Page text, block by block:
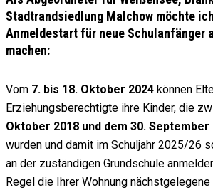
Stadtrandsiedlung Malchow möchte
Anmeldestart für neue Schulanfänger
machen:
Vom 7. bis 18. Oktober 2024 können
Erziehungsberechtigte ihre Kinder, die
Oktober 2018 und dem 30. September
wurden und damit im Schuljahr 2025/26
an der zuständigen Grundschule
Regel die Ihrer Wohnung